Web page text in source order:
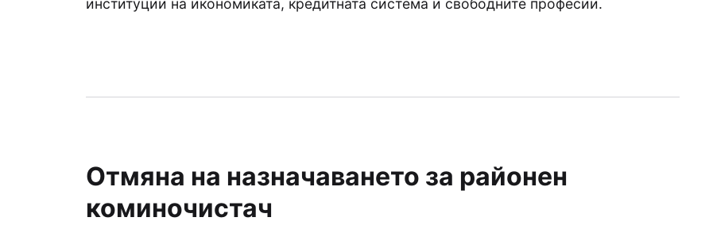
институции на икономиката, кредитната система и свободните професии.
Отмяна на назначаването за районен
коминочистач